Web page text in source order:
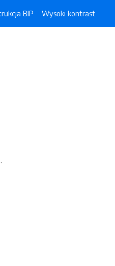
BIP Wysoki kontrast